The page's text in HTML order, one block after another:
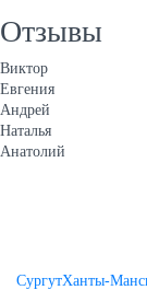
Отзывы
Виктор
Евгения
Андрей
Наталья
Анатолий
СургутХанты-